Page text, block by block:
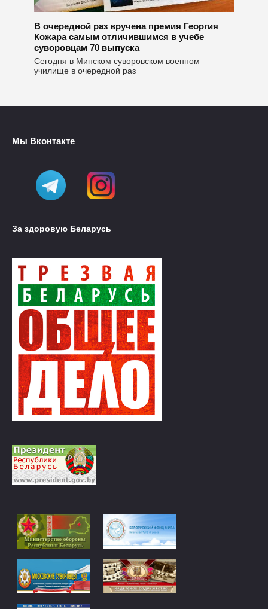
В очередной раз вручена премия Георгия
Кожара самым отличившимся в учебе
суворовцам 70 выпуска
Сегодня в Минском суворовском военном
училище в очередной раз
Мы Вконтакте
За здоровую Беларусь